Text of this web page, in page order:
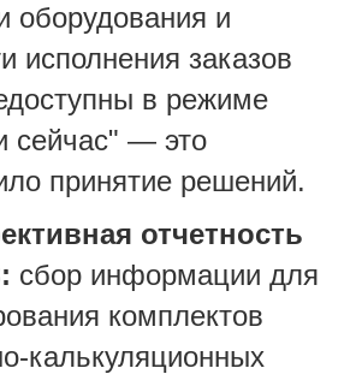
оборудования и
исполнения заказов
в режиме
сейчас" — это
принятие решений.
отчетность
сбор информации для
комплектов
калькуляционных